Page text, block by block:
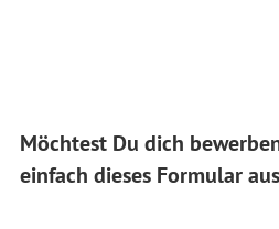
Möchtest Du dich
einfach dieses Formular